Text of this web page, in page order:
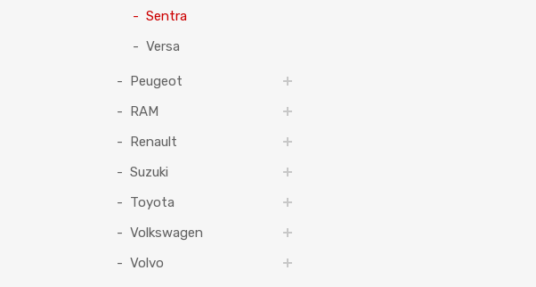
Sentra
Versa
Peugeot
RAM
Renault
Suzuki
Toyota
Volkswagen
Volvo